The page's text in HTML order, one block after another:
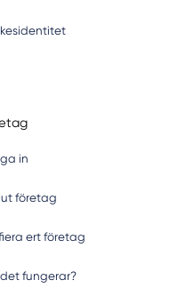
in
företag
ert företag
det fungerar?